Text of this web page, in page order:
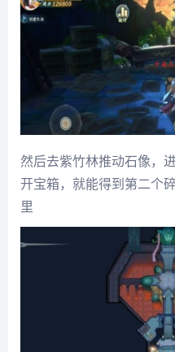
然后去紫竹林推动石像，
开宝箱，就能得到第二个
里